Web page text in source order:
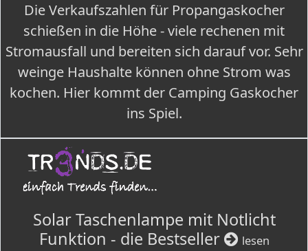
Die Verkaufszahlen für Propangaskocher
schießen in die Höhe - viele rechenen mit
Stromausfall und bereiten sich darauf vor. Sehr
weinge Haushalte können ohne Strom was
kochen. Hier kommt der Camping Gaskocher
ins Spiel.
Solar Taschenlampe mit Notlicht
Funktion - die Bestseller
lesen